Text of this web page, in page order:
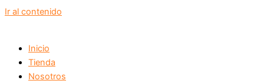
Ir al contenido
Inicio
Tienda
Nosotros